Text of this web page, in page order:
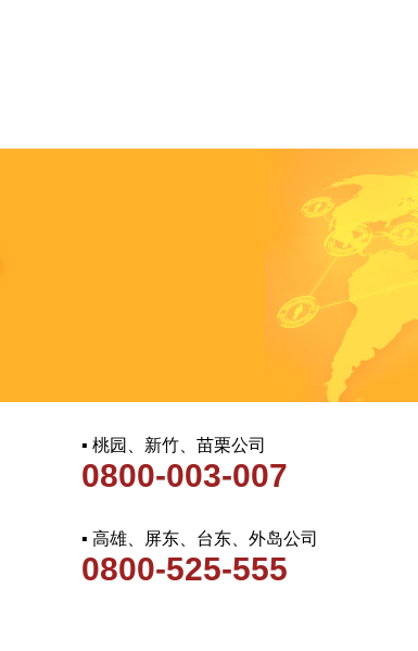
▪ 桃园、新竹、苗栗公司
0800-003-007
▪ 高雄、屏东、台东、外岛公司
0800-525-555